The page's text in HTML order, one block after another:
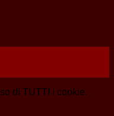
di TUTTI i cookie.